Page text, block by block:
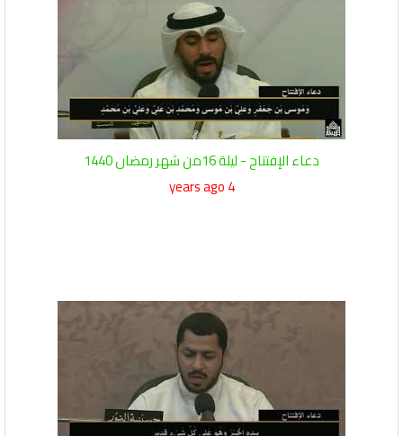
دعاء الإفتتاح - ليلة 16من شهر رمضان 1440
4 years ago